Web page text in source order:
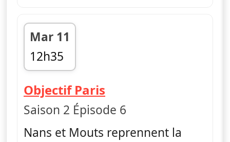
Mar 11
12h35
fin 13h35
Objectif Paris
Saison 2 Épisode 6
Nans et Mouts reprennent la